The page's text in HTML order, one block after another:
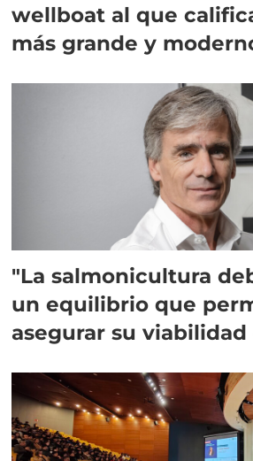
wellboat al que
más grande y
"La salmonicultura
un equilibrio que
asegurar su